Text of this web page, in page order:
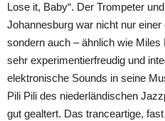
Lose it, Baby“. Der Trompeter
Johannesburg war nicht nur
sondern auch – ähnlich wie
sehr experimentierfreudig und
elektronische Sounds in seine
Pili Pili des niederländischen
gut gealtert. Das tranceartige,